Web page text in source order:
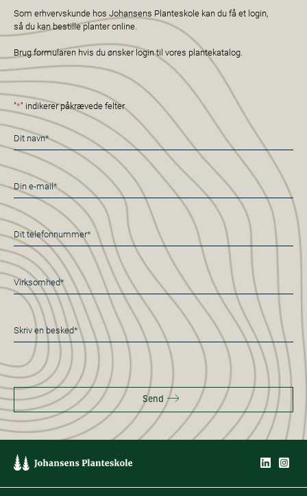
Som erhvervskunde hos Johansens Planteskole kan du få et login,
så du kan bestille planter online.
Brug formularen hvis du ønsker login til vores plantekatalog.
"*" indikerer påkrævede felter
Navn
*
E-
mail
*
Telefon
*
Virksomhed*
*
Besked
*
Send